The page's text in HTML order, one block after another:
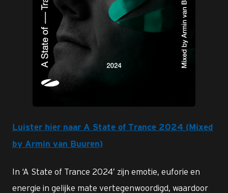
Luister hier naar A State of Trance 2024 (Mixed
by Armin van Buuren)
In ‘A State of Trance 2024’ zijn emotie, euforie en
energie in gelijke mate vertegenwoordigd, waardoor